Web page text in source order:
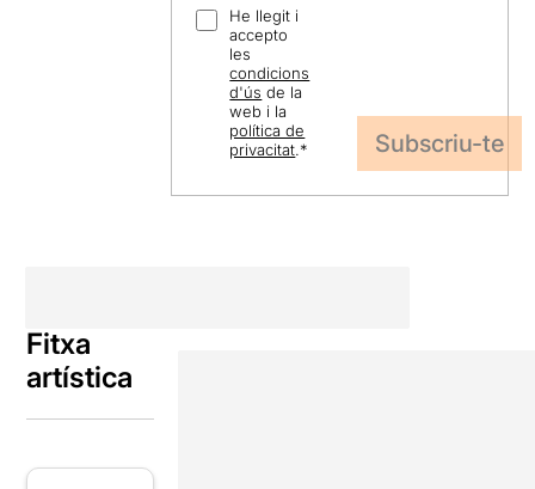
He llegit i
accepto
les
condicions
d'ús de la
web i la
política de
privacitat.*
Fitxa
artística